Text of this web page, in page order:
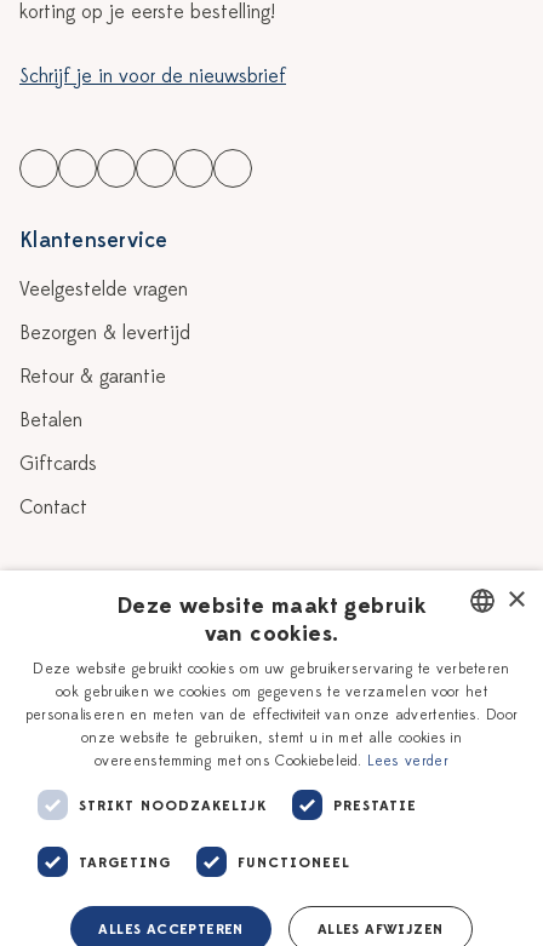
korting op je eerste bestelling!
Schrijf je in voor de nieuwsbrief
Klantenservice
Veelgestelde vragen
Bezorgen & levertijd
Retour & garantie
Betalen
Giftcards
Contact
Verhaal
Onze plateelschilders
Delfts Blauw
Workshops
Vacatures
Zakelijk
DUTCH
ENGLISH
×
Deze website maakt gebruik
van cookies.
Deze website gebruikt cookies om uw gebruikerservaring te verbeteren
ook gebruiken we cookies om gegevens te verzamelen voor het
personaliseren en meten van de effectiviteit van onze advertenties. Door
onze website te gebruiken, stemt u in met alle cookies in
overeenstemming met ons Cookiebeleid. Lees verder
STRIKT NOODZAKELIJK PRESTATIE
TARGETING FUNCTIONEEL
ALLES ACCEPTEREN ALLES AFWIJZEN